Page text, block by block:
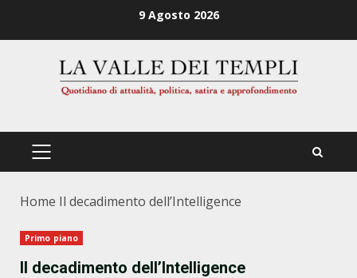
9 Agosto 2026
PRIMÄRES
Home Il decadimento dell’Intelligence
Primo piano
Il decadimento dell’Intelligence